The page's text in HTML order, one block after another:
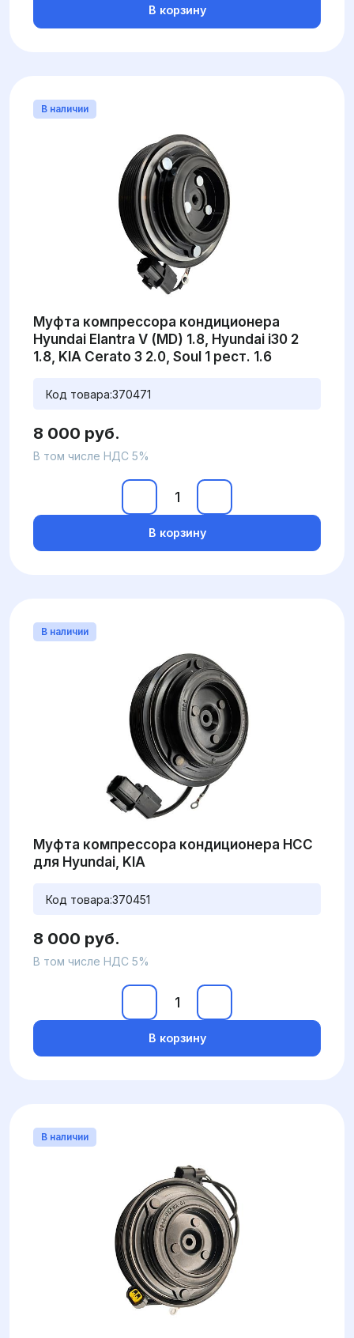
В корзину
В наличии
Муфта компрессора кондиционера
Hyundai Elantra V (MD) 1.8, Hyundai i30 2
1.8, KIA Cerato 3 2.0, Soul 1 рест. 1.6
Код товара:370471
8 000 руб.
В том числе НДС 5%
В корзину
В наличии
Муфта компрессора кондиционера HCC
для Hyundai, KIA
Код товара:370451
8 000 руб.
В том числе НДС 5%
В корзину
В наличии